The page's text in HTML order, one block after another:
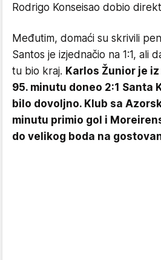
Rodrigo Konseisao dobio
Međutim, domaći su skrivili
Santos je izjednačio na 1:1, ali
tu bio kraj. Karlos Žunior je
95. minutu doneo 2:1 Santa
bilo dovoljno. Klub sa
minutu primio gol i
do velikog boda na